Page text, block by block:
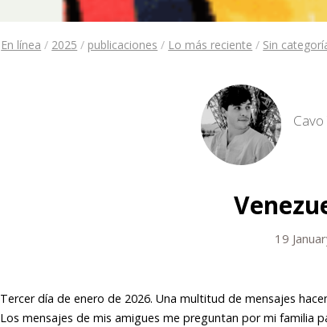
En línea / 2025 / publicaciones / Lo más reciente / Sin
Cavo
19
Tercer día de enero de 2026. Una multitud de mensajes
Los mensajes de mis amigues me preguntan por mi familia